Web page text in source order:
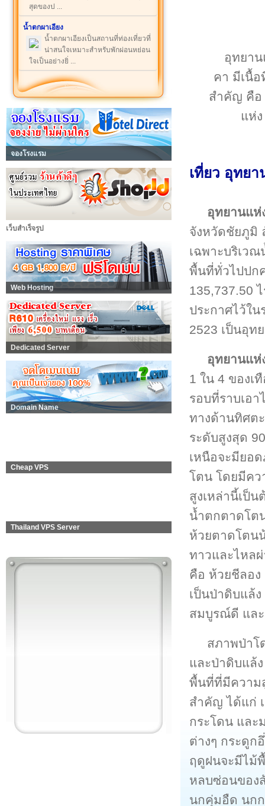
สุดของป ...
น้ำตกผาเอียง
น้ำตกผาเอียงเป็นสถานที่ท่องเที่ยวที่
น่าสนใจเหมาะสำหรับพักผ่อนหย่อน
ใจเป็นอย่างยิ่ ...
จองโรงแรม
เว็บสำเร็จรูป
Web Hosting
Dedicated Server
Domain Name
Cheap VPS
Thailand VPS Server
อุทยา
คา มีเนื้
สำคัญ คือ
แห่
เที่ยว อุทย
อุทยานแห่
จังหวัดชัยภูมิ
เฉพาะบริเว
พื้นที่ทั่วไปปก
135,737.50
ประกาศไว้ใ
2523 เป็นอุท
อุทยานแห่
1 ใน 4 ของเ
รอบที่ราบเอ
ทางด้านทิศต
ระดับสูงสุด
เหนือจะมียอ
โตน โดยมีคว
สูงเหล่านี้เป็
น้ำตกตาดโต
ห้วยตาดโตน
ทาวและไหล
คือ ห้วยชีลอง
เป็นป่าดิบแล้
สมบูรณ์ดี แล
สภาพป่าโ
และป่าดิบแล้
พื้นที่ที่มีความ
สำคัญ ได้แก่
กระโดน แล
ต่างๆ กระดูก
ฤดูฝนจะมีไม้
หลบซ่อนของ
นกคุ่มอืด นกก